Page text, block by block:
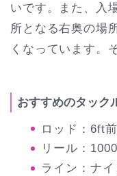
いです。また、入
所となる右奥の場
くなっています。
おすすめのタック
ロッド：6ft
リール：
ライン：ナ